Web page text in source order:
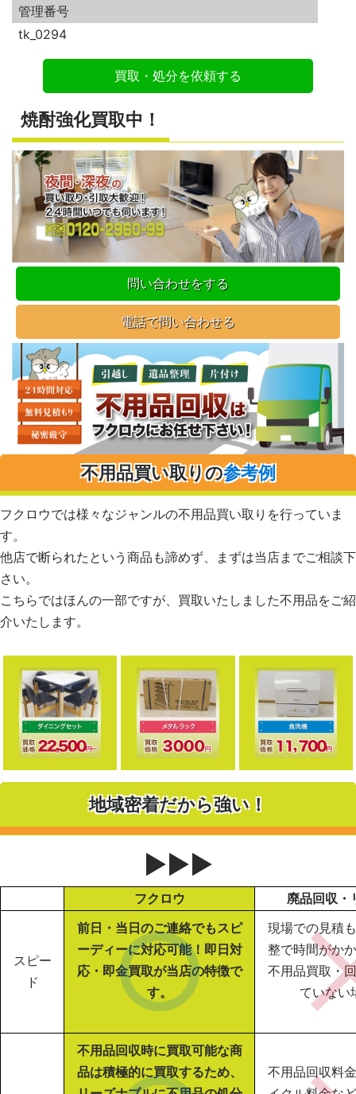
管理番号
tk_0294
買取・処分を依頼する
焼酎強化買取中！
問い合わせをする
電話で問い合わせる
不用品買い取りの参考例
フクロウでは様々なジャンルの不用品買い取りを行っていま
す。
他店で断られたという商品も諦めず、まずは当店までご相談下
さい。
こちらではほんの一部ですが、買取いたしました不用品をご紹
介いたします。
地域密着だから強い！
▶▶▶
フクロウ 廃品回収・
スピー
ド
前日・当日のご連絡でもスピ
ーディーに対応可能！即日対
応・即金買取が当店の特徴で
す。
現場での見積
整で時間がか
不用品買取・
ていない
不用品回収時に買取可能な商
品は積極的に買取するため、
不用品回収料